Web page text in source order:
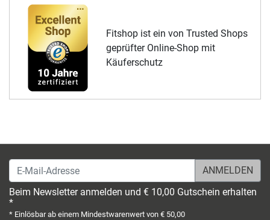
Fitshop ist ein von Trusted Shops
geprüfter Online-Shop mit
Käuferschutz
E-Mail-Adresse
Beim Newsletter anmelden und € 10,00 Gutschein erhalten
*
* Einlösbar ab einem Mindestwarenwert von € 50,00